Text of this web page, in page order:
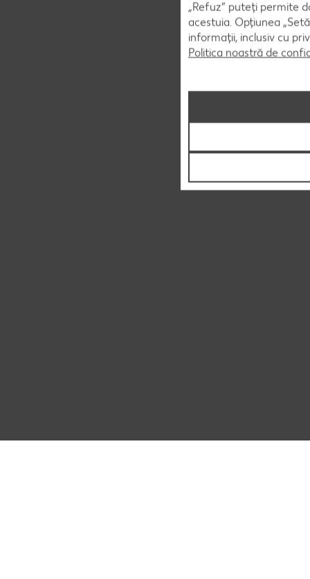
„Refuz” puteți permite
acestuia. Opțiunea
informații, inclusiv cu
Politica noastră de